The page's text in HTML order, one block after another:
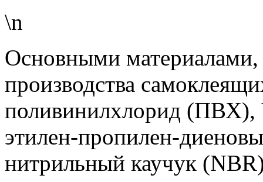
\n
Основными
производства
поливинилхлорид (ПВХ),
этилен-пропилен-
нитрильный каучук